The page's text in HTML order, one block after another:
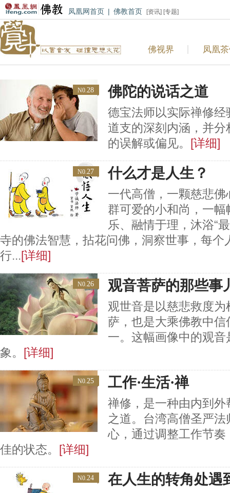
凤凰网首页 | 佛教首页 [资讯] [专题]
佛视界 凤凰
N0.28 佛陀的说话之道
德宝法师以实际禅修
道支的深刻内涵，并
的误解或偏见。 [详细]
N0.27 什么才是人生？
一代高僧，一颗慈悲
群可爱的小和尚，一
乐、融情于理，沐浴“
寺的佛法智慧，拈花问佛，洞察世事，每个
行...[详细]
N0.26 观音菩萨的那些事
观世音是以慈悲救度
萨，也是大乘佛教中
一。这幅画像中的观
象。 [详细]
N0.25 工作·生活·禅
禅修，是一种由内到
之道。台湾高僧圣严
心，通过调整工作节
佳的状态。 [详细]
N0.24 在人生的转角处遇